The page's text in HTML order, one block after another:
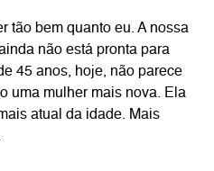
tão bem quanto eu. A nossa
não está pronta para
45 anos, hoje, não parece
uma mulher mais nova. Ela
atual da idade. Mais